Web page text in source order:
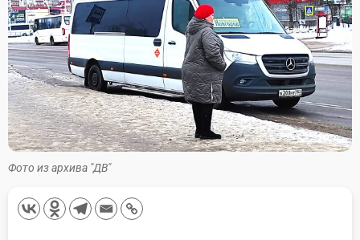
Фото из архива "ДВ"